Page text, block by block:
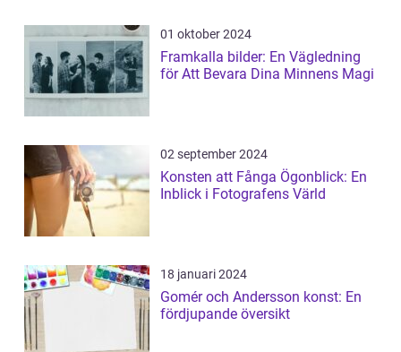
01 oktober 2024
Framkalla bilder: En Vägledning
för Att Bevara Dina Minnens Magi
02 september 2024
Konsten att Fånga Ögonblick: En
Inblick i Fotografens Värld
18 januari 2024
Gomér och Andersson konst: En
fördjupande översikt